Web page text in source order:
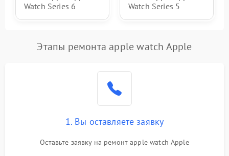
Watch Series 6
Watch Series 5
Этапы ремонта apple watch Apple
1. Вы оставляете заявку
Оставьте заявку на ремонт apple watch Apple